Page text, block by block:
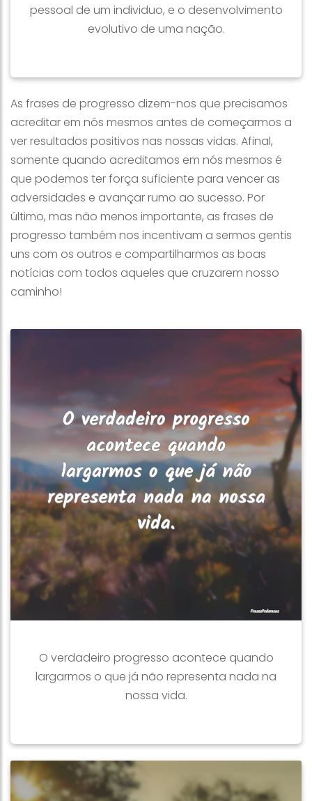
pessoal de um individuo, e o desenvolvimento
evolutivo de uma nação.
As frases de progresso dizem-nos que precisamos
acreditar em nós mesmos antes de começarmos a
ver resultados positivos nas nossas vidas. Afinal,
somente quando acreditamos em nós mesmos é
que podemos ter força suficiente para vencer as
adversidades e avançar rumo ao sucesso. Por
último, mas não menos importante, as frases de
progresso também nos incentivam a sermos gentis
uns com os outros e compartilharmos as boas
notícias com todos aqueles que cruzarem nosso
caminho!
O verdadeiro progresso acontece quando
largarmos o que já não representa nada na
nossa vida.